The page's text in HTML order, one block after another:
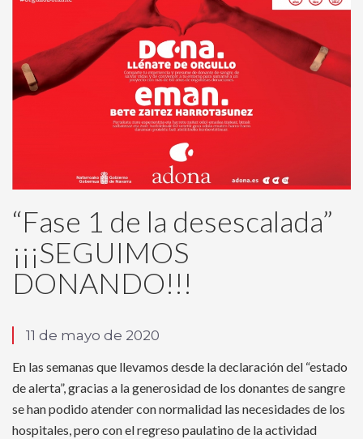
“Fase 1 de la desescalada”
¡¡¡SEGUIMOS
DONANDO!!!
11 de mayo de 2020
En las semanas que llevamos desde la declaración del “estado
de alerta”, gracias a la generosidad de los donantes de sangre
se han podido atender con normalidad las necesidades de los
hospitales, pero con el regreso paulatino de la actividad